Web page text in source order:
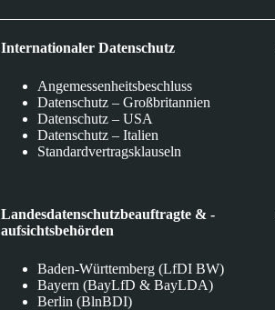
Internationaler Datenschutz
Angemessenheitsbeschluss
Datenschutz – Großbritannien
Datenschutz – USA
Datenschutz – Italien
Standardvertragsklauseln
Landesdatenschutzbeauftragte & -
aufsichtsbehörden
Baden-Württemberg (LfDI BW)
Bayern (BayLfD & BayLDA)
Berlin (BlnBDI)